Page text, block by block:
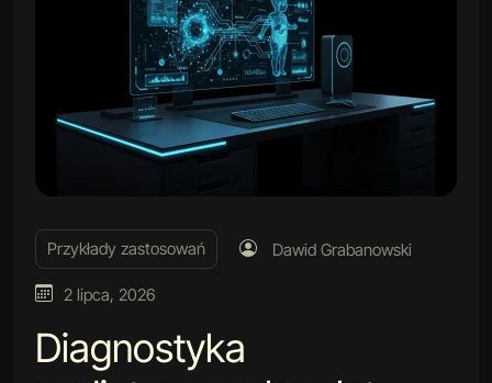
Przykłady zastosowań Dawid Grabanowski
2 lipca, 2026
Diagnostyka